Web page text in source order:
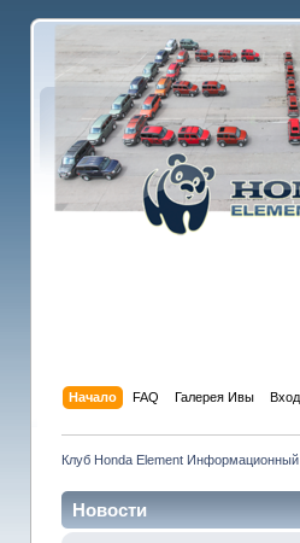
Начало FAQ Галерея Ивы Вход
Клуб Honda Element Информационный
Новости